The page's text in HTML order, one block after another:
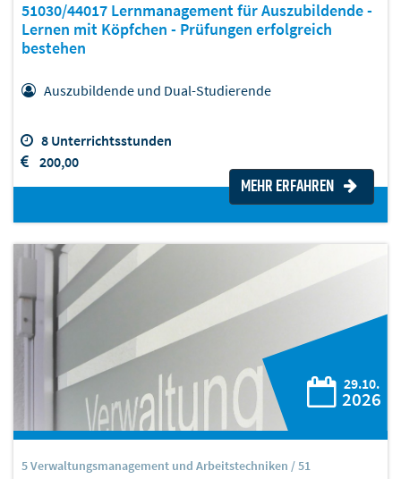
51030/44017 Lernmanagement für Auszubildende -
Lernen mit Köpfchen - Prüfungen erfolgreich
bestehen
Auszubildende und Dual-Studierende
8 Unterrichtsstunden
200,00
MEHR ERFAHREN
29.10.
2026
5 Verwaltungsmanagement und Arbeitstechniken / 51